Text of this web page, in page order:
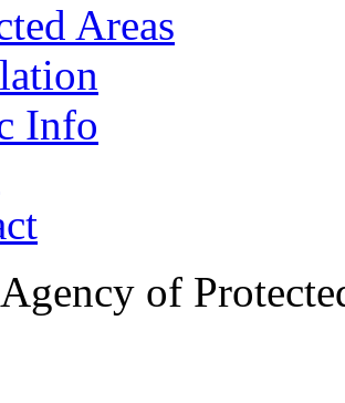
Areas
Info
of